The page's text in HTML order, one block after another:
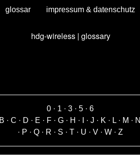
glossar impressum & datenschutz
hdg-wireless | glossary
0 · 1 ·3 ·5 ·6
B · C · D · E · F· G· H · · J · K · L· M · N
· P ·Q · R · S ·T · U ·V ·W ·Z